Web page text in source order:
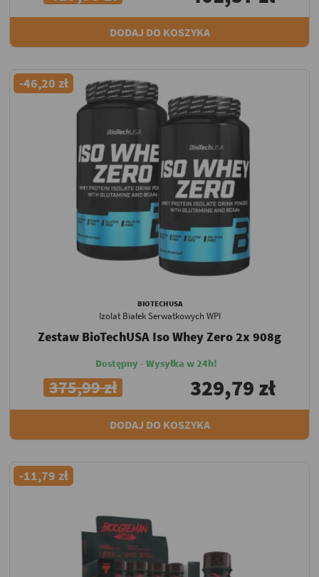
DODAJ DO KOSZYKA
-46,20 zł
BIOTECHUSA
Izolat Białek Serwatkowych WPI
Zestaw BioTechUSA Iso Whey Zero 2x 908g
Dostępny - Wysyłka w 24h!
375,99 zł 329,79 zł
DODAJ DO KOSZYKA
-11,79 zł